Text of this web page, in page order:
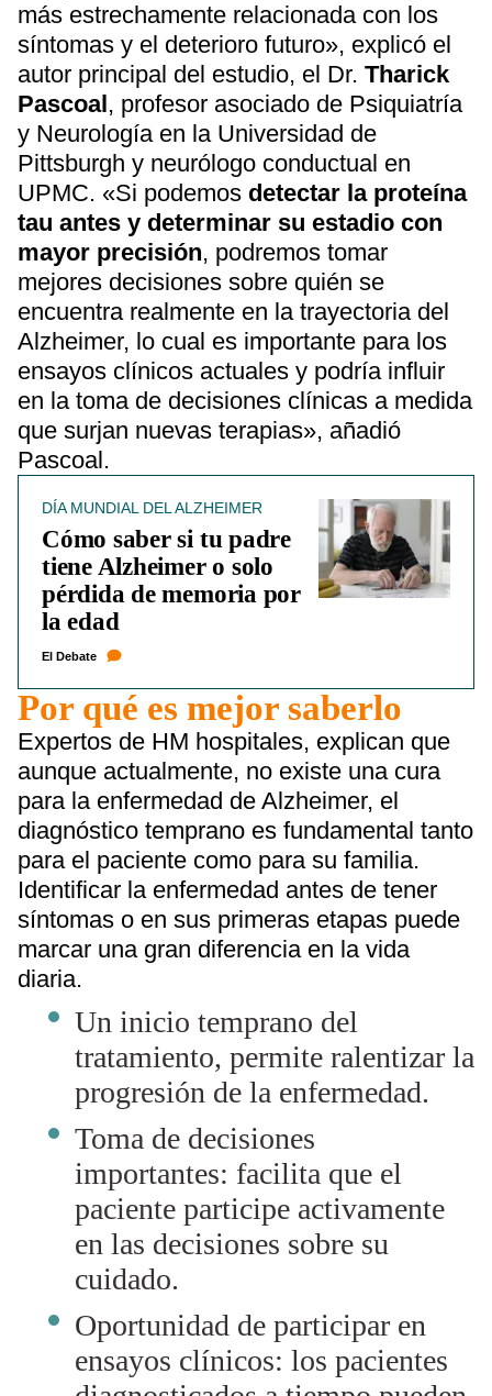
más estrechamente relacionada con los
síntomas y el deterioro futuro», explicó el
autor principal del estudio, el Dr. Tharick
Pascoal, profesor asociado de Psiquiatría
y Neurología en la Universidad de
Pittsburgh y neurólogo conductual en
UPMC. «Si podemos detectar la proteína
tau antes y determinar su estadio con
mayor precisión, podremos tomar
mejores decisiones sobre quién se
encuentra realmente en la trayectoria del
Alzheimer, lo cual es importante para los
ensayos clínicos actuales y podría influir
en la toma de decisiones clínicas a medida
que surjan nuevas terapias», añadió
Pascoal.
DÍA MUNDIAL DEL ALZHEIMER
Cómo saber si tu padre
tiene Alzheimer o solo
pérdida de memoria por
la edad
El Debate
Por qué es mejor saberlo
Expertos de HM hospitales, explican que
aunque actualmente, no existe una cura
para la enfermedad de Alzheimer, el
diagnóstico temprano es fundamental tanto
para el paciente como para su familia.
Identificar la enfermedad antes de tener
síntomas o en sus primeras etapas puede
marcar una gran diferencia en la vida
diaria.
Un inicio temprano del
tratamiento, permite ralentizar la
progresión de la enfermedad.
Toma de decisiones
importantes: facilita que el
paciente participe activamente
en las decisiones sobre su
cuidado.
Oportunidad de participar en
ensayos clínicos: los pacientes